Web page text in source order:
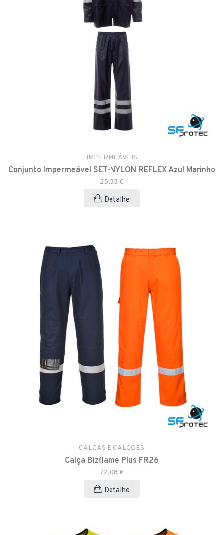
IMPERMEÁVEIS
Conjunto Impermeável SET-NYLON REFLEX Azul Marinho
25,83 €
Detalhe
CALÇAS E CALÇÕES
Calça Bizflame Plus FR26
72,08 €
Detalhe